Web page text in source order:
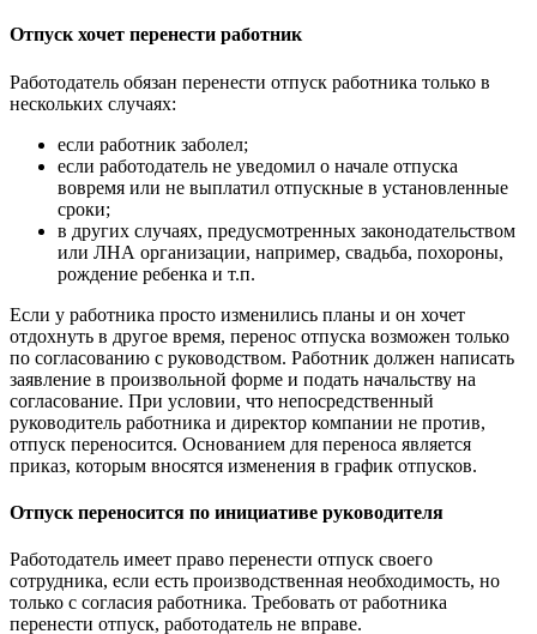
Отпуск хочет перенести работник
Работодатель обязан перенести отпуск работника только в
нескольких случаях:
если работник заболел;
если работодатель не уведомил о начале отпуска
вовремя или не выплатил отпускные в установленные
сроки;
в других случаях, предусмотренных законодательством
или ЛНА организации, например, свадьба, похороны,
рождение ребенка и т.п.
Если у работника просто изменились планы и он хочет
отдохнуть в другое время, перенос отпуска возможен только
по согласованию с руководством. Работник должен написать
заявление в произвольной форме и подать начальству на
согласование. При условии, что непосредственный
руководитель работника и директор компании не против,
отпуск переносится. Основанием для переноса является
приказ, которым вносятся изменения в график отпусков.
Отпуск переносится по инициативе руководителя
Работодатель имеет право перенести отпуск своего
сотрудника, если есть производственная необходимость, но
только с согласия работника. Требовать от работника
перенести отпуск, работодатель не вправе.